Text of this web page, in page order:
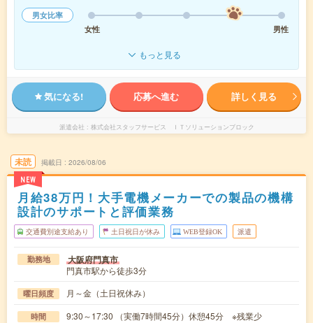
男女比率
女性
男性
もっと見る
気になる! 応募へ進む 詳しく見る
派遣会社 株式会社スタッフサービス ＩＴソリューションブロック
未読
NEW
掲載日 2026/08/06
月給38万円！大手電機メーカーでの製品の機構
設計のサポートと評価業務
交通費別途支給あり 土日祝日が休み WEB登録OK 派遣
勤務地 大阪府門真市
門真市駅から徒歩3分
曜日頻度 月～金（土日祝休み）
時間 9:30～17:30 （実働7時間45分）休憩45分 ※残業少